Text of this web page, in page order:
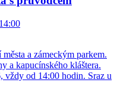
a zámeckým parkem.
a kapucínského kláštera.
vždy od 14:00 hodin. Sraz u